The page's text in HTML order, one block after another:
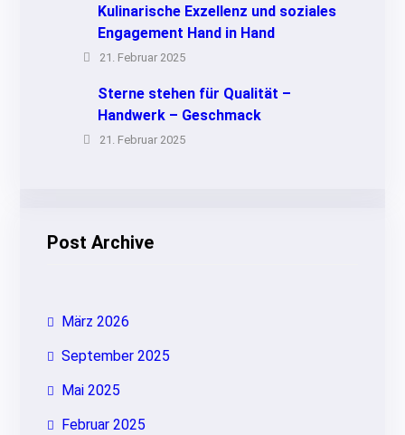
Kulinarische Exzellenz und soziales
Engagement Hand in Hand
21. Februar 2025
Sterne stehen für Qualität –
Handwerk – Geschmack
21. Februar 2025
Post Archive
März 2026
September 2025
Mai 2025
Februar 2025